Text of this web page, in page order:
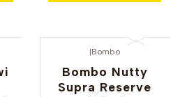
|Bombo
Bombo Nutty
Supra Reserve